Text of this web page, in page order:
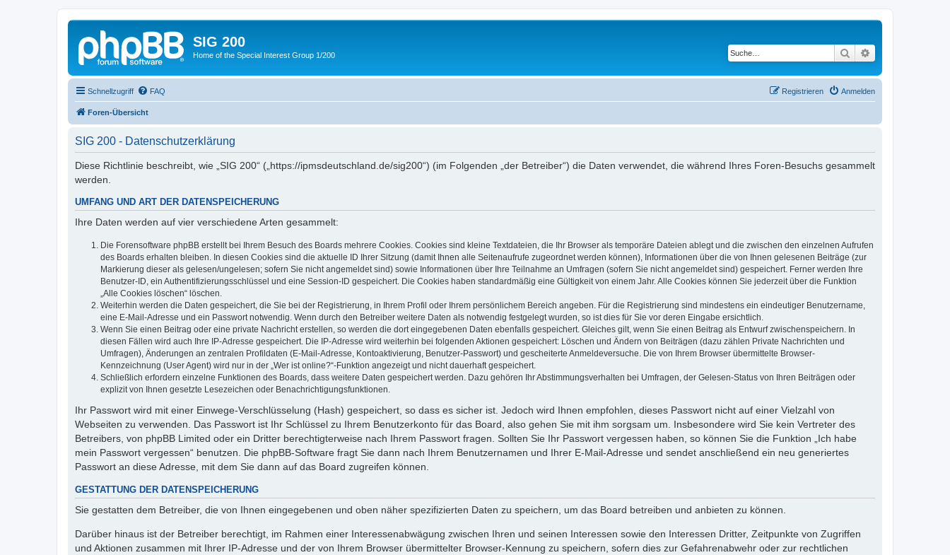
SIG 200
Home of the Special Interest Group 1/200 Suche
Schnellzugriff FAQ Anmelden
Registrieren
Foren-Übersicht
SIG 200 - Datenschutzerklärung
Diese Richtlinie beschreibt, wie „SIG 200“ („https://ipmsdeutschland.de/sig200“) (im Folgenden „der Betreiber“) die Daten verwendet, die während Ihres Foren-Besuchs gesammelt
werden.
UMFANG UND ART DER DATENSPEICHERUNG
Ihre Daten werden auf vier verschiedene Arten gesammelt:
Die Forensoftware phpBB erstellt bei Ihrem Besuch des Boards mehrere Cookies. Cookies sind kleine Textdateien, die Ihr Browser als temporäre Dateien ablegt und die zwischen den einzelnen Aufrufen
des Boards erhalten bleiben. In diesen Cookies sind die aktuelle ID Ihrer Sitzung (damit Ihnen alle Seitenaufrufe zugeordnet werden können), Informationen über die von Ihnen gelesenen Beiträge (zur
Markierung dieser als gelesen/ungelesen; sofern Sie nicht angemeldet sind) sowie Informationen über Ihre Teilnahme an Umfragen (sofern Sie nicht angemeldet sind) gespeichert. Ferner werden Ihre
Benutzer-ID, ein Authentifizierungsschlüssel und eine Session-ID gespeichert. Die Cookies haben standardmäßig eine Gültigkeit von einem Jahr. Alle Cookies können Sie jederzeit über die Funktion
„Alle Cookies löschen“ löschen.
Weiterhin werden die Daten gespeichert, die Sie bei der Registrierung, in Ihrem Profil oder Ihrem persönlichem Bereich angeben. Für die Registrierung sind mindestens ein eindeutiger Benutzername,
eine E-Mail-Adresse und ein Passwort notwendig. Wenn durch den Betreiber weitere Daten als notwendig festgelegt wurden, so ist dies für Sie vor deren Eingabe ersichtlich.
Wenn Sie einen Beitrag oder eine private Nachricht erstellen, so werden die dort eingegebenen Daten ebenfalls gespeichert. Gleiches gilt, wenn Sie einen Beitrag als Entwurf zwischenspeichern. In
diesen Fällen wird auch Ihre IP-Adresse gespeichert. Die IP-Adresse wird weiterhin bei folgenden Aktionen gespeichert: Löschen und Ändern von Beiträgen (dazu zählen Private Nachrichten und
Umfragen), Änderungen an zentralen Profildaten (E-Mail-Adresse, Kontoaktivierung, Benutzer-Passwort) und gescheiterte Anmeldeversuche. Die von Ihrem Browser übermittelte Browser-
Kennzeichnung (User Agent) wird nur in der „Wer ist online?“-Funktion angezeigt und nicht dauerhaft gespeichert.
Schließlich erfordern einzelne Funktionen des Boards, dass weitere Daten gespeichert werden. Dazu gehören Ihr Abstimmungsverhalten bei Umfragen, der Gelesen-Status von Ihren Beiträgen oder
explizit von Ihnen gesetzte Lesezeichen oder Benachrichtigungsfunktionen.
Ihr Passwort wird mit einer Einwege-Verschlüsselung (Hash) gespeichert, so dass es sicher ist. Jedoch wird Ihnen empfohlen, dieses Passwort nicht auf einer Vielzahl von
Webseiten zu verwenden. Das Passwort ist Ihr Schlüssel zu Ihrem Benutzerkonto für das Board, also gehen Sie mit ihm sorgsam um. Insbesondere wird Sie kein Vertreter des
Betreibers, von phpBB Limited oder ein Dritter berechtigterweise nach Ihrem Passwort fragen. Sollten Sie Ihr Passwort vergessen haben, so können Sie die Funktion „Ich habe
mein Passwort vergessen“ benutzen. Die phpBB-Software fragt Sie dann nach Ihrem Benutzernamen und Ihrer E-Mail-Adresse und sendet anschließend ein neu generiertes
Passwort an diese Adresse, mit dem Sie dann auf das Board zugreifen können.
GESTATTUNG DER DATENSPEICHERUNG
Sie gestatten dem Betreiber, die von Ihnen eingegebenen und oben näher spezifizierten Daten zu speichern, um das Board betreiben und anbieten zu können.
Darüber hinaus ist der Betreiber berechtigt, im Rahmen einer Interessenabwägung zwischen Ihren und seinen Interessen sowie den Interessen Dritter, Zeitpunkte von Zugriffen
und Aktionen zusammen mit Ihrer IP-Adresse und der von Ihrem Browser übermittelter Browser-Kennung zu speichern, sofern dies zur Gefahrenabwehr oder zur rechtlichen